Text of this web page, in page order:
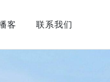
客 联系我们